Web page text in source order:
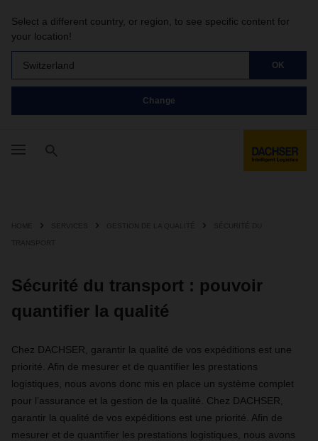
Select a different country, or region, to see specific content for
your location!
Switzerland OK
Change
HOME SERVICES GESTION DE LA QUALITÉ SÉCURITÉ DU
TRANSPORT
Sécurité du transport : pouvoir
quantifier la qualité
Chez DACHSER, garantir la qualité de vos expéditions est une
priorité. Afin de mesurer et de quantifier les prestations
logistiques, nous avons donc mis en place un système complet
pour l’assurance et la gestion de la qualité. Chez DACHSER,
garantir la qualité de vos expéditions est une priorité. Afin de
mesurer et de quantifier les prestations logistiques, nous avons